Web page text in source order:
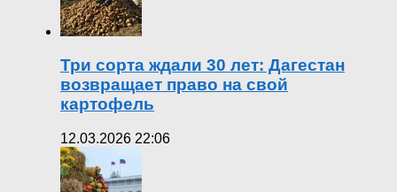
Три сорта ждали 30 лет: Дагестан
возвращает право на свой
картофель
12.03.2026 22:06